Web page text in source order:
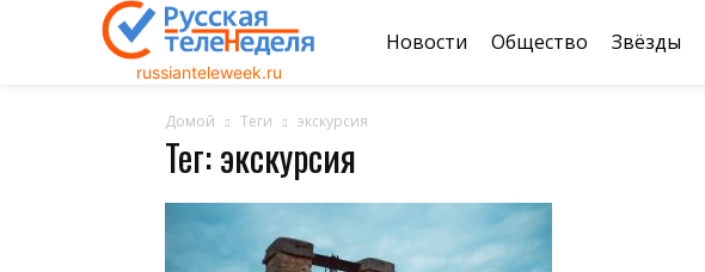
russianteleweek.ru
Новости Общество Звёзды
Домой Теги экскурсия
Тег: экскурсия